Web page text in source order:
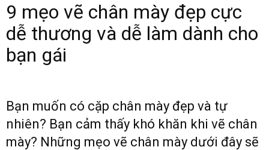
9 mẹo vẽ chân mày đẹp cực
dễ thương và dễ làm dành cho
bạn gái
Bạn muốn có cặp chân mày đẹp và tự
nhiên? Bạn cảm thấy khó khăn khi vẽ chân
mày? Những mẹo vẽ chân mày dưới đây sẽ